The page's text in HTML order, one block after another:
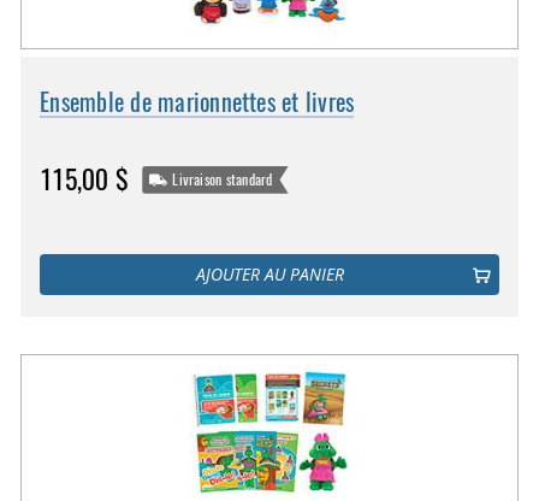
Ensemble de marionnettes et livres
115,00 $ Livraison standard
AJOUTER AU PANIER